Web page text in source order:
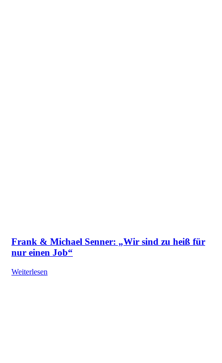
Frank & Michael Senner: „Wir sind zu heiß für
nur einen Job“
Weiterlesen